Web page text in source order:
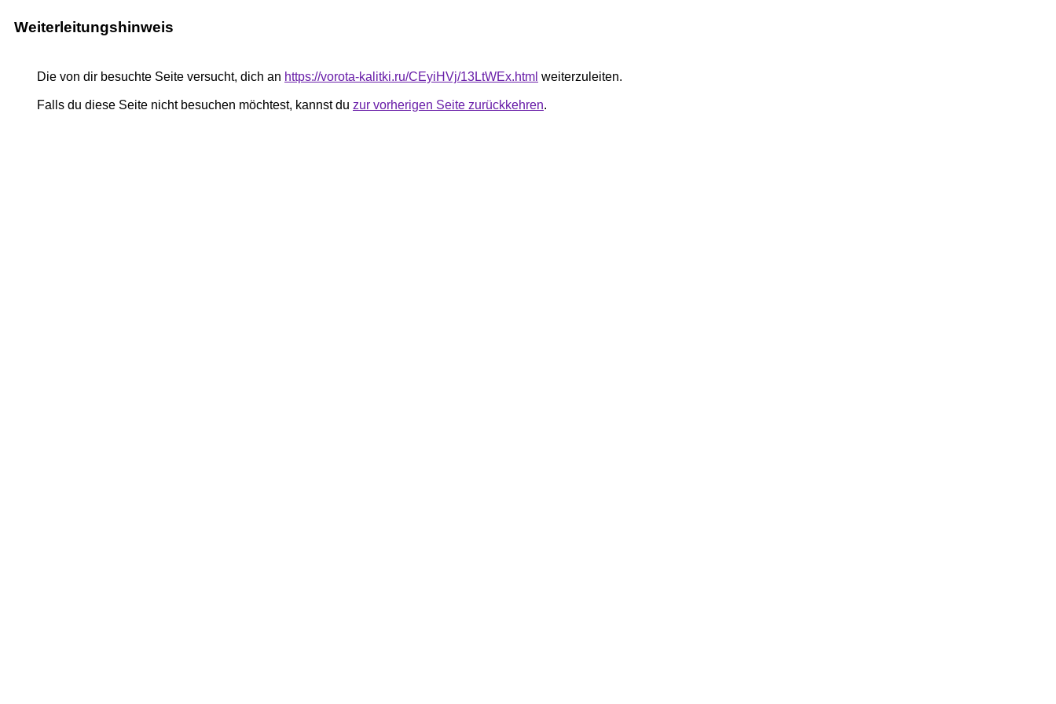
Weiterleitungshinweis
Die von dir besuchte Seite versucht, dich an https://vorota-kalitki.ru/CEyiHVj/13LtWEx.html weiterzuleiten.
Falls du diese Seite nicht besuchen möchtest, kannst du zur vorherigen Seite zurückkehren.